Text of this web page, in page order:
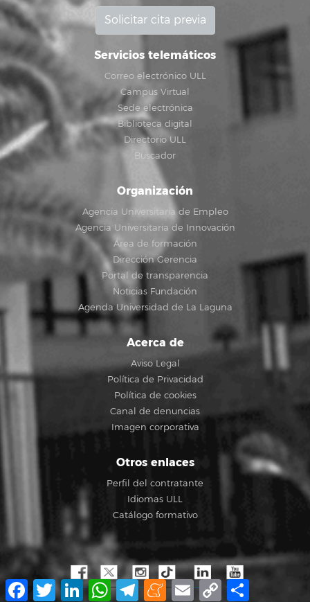
Solicitar cita previa
Servicios telemáticos
Correo electrónico ULL
Campus Virtual
Sede electrónica
Biblioteca digital
Directorio ULL
Buscador
Organización
Agencia Universitaria de Empleo
Agencia Universitaria de Innovación
Área de formación
Dirección Gerencia
Portal de transparencia
Noticias Fundación
Agenda Universidad de La Laguna
Acerca de
Aviso Legal
Política de Privacidad
Política de cookies
Canal de denuncias
Imagen corporativa
Otros enlaces
Perfil del contratante
Idiomas ULL
Catálogo formativo
Facebook
TwitterLinkedInWhatsApp
TelegramMeneame
Email Copy
Link